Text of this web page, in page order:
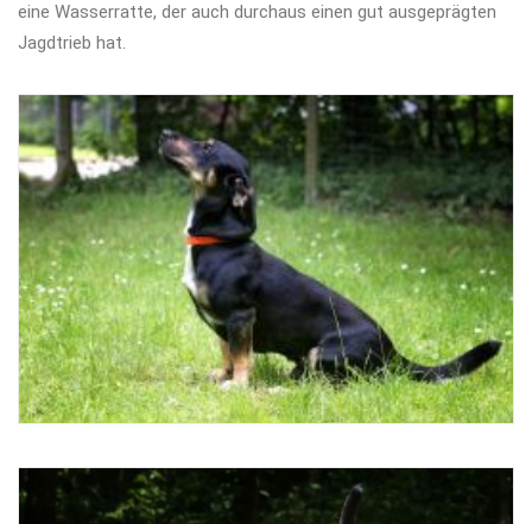
eine Wasserratte, der auch durchaus einen gut ausgeprägten
Jagdtrieb hat.